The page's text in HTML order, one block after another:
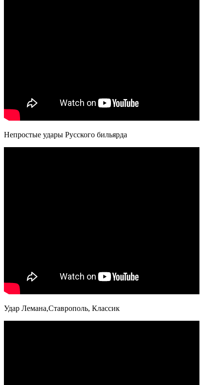
Непростые удары Русского бильярда
Удар Лемана,Ставрополь, Классик